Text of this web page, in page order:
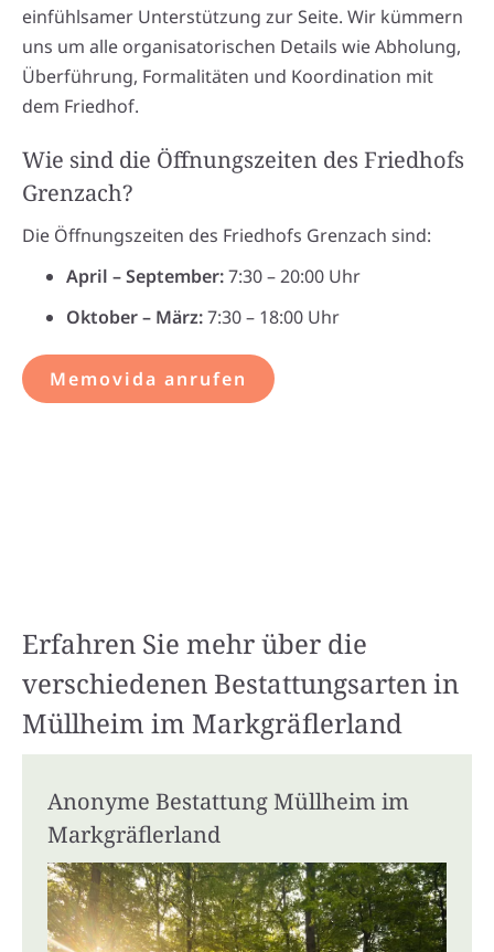
einfühlsamer Unterstützung zur Seite. Wir kümmern
uns um alle organisatorischen Details wie Abholung,
Überführung, Formalitäten und Koordination mit
dem Friedhof.
Wie sind die Öffnungszeiten des Friedhofs
Grenzach?
Die Öffnungszeiten des Friedhofs Grenzach sind:
April – September:7:30 – 20:00 Uhr
Oktober – März:7:30 – 18:00 Uhr
Memovida anrufen
Erfahren Sie mehr über die
verschiedenen Bestattungsarten in
Müllheim im Markgräflerland
Anonyme Bestattung Müllheim im
Markgräflerland